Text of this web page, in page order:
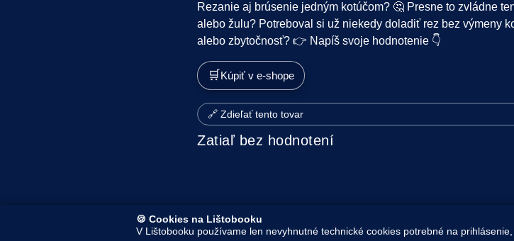
Rezanie aj brúsenie jedným kotúčom? 🤔 Presne to zvládne
alebo žulu? Potreboval si už niekedy doladiť rez bez výmeny
alebo zbytočnosť? 👉 Napíš svoje hodnotenie 👇
🛒 Kúpiť v e-shope
🔗 Zdieľať tento tovar
Zatiaľ bez hodnotení
🍪 Cookies na Lištobooku
V Lištobooku používame len nevyhnutné technické cookies potrebné na